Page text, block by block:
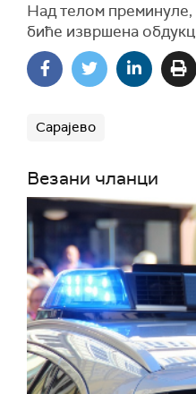
Над телом
биће извршена
Сарајево
Везани чланци